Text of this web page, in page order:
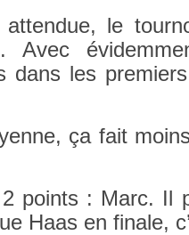
at­tendue, le
Avec
dans les
ça fait
points : Marc. Il
Haas en fin­ale,